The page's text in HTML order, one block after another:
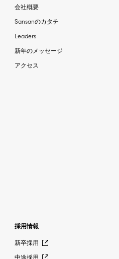
会社概要
Sansanのカタチ
Leaders
新年のメッセージ
アクセス
採用情報
新卒採用
中途採用